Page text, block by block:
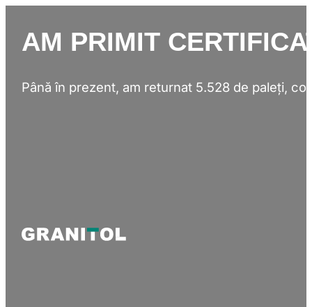
AM PRIMIT
Până în prezent, am returnat 5.528 de paleți,